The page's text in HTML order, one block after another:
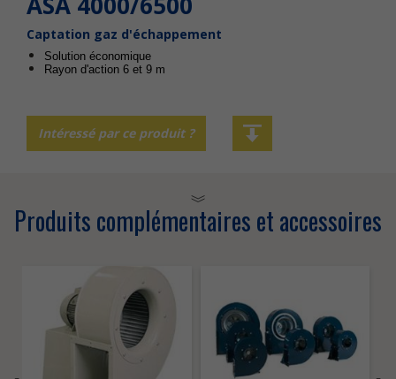
Captation gaz d'échappement
Solution économique
Rayon d'action 6 et 9 m
Intéressé par ce produit ?
Produits complémentaires et accessoires